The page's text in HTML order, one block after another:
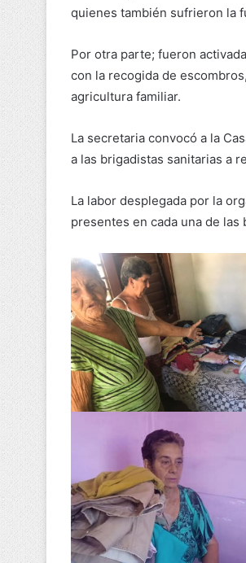
quienes también sufrieron la
Por otra parte; fueron
con la recogida de
agricultura familiar.
La secretaria convocó a la
a las brigadistas sanitarias a
La labor desplegada por la
presentes en cada una de las